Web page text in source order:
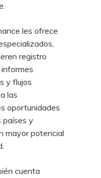
les ofrece
registro
y flujos
las
oportunidades
países y
mayor potencial
cuenta